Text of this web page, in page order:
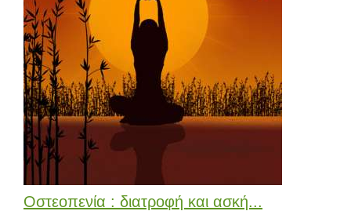
Οστεοπενία : διατροφή και ασκή...